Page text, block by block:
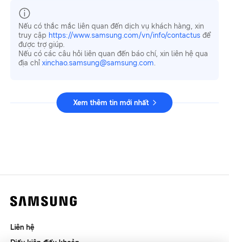
Nếu có thắc mắc liên quan đến dịch vụ khách hàng, xin
truy cập https://www.samsung.com/vn/info/contactus để
được trợ giúp.
Nếu có các câu hỏi liên quan đến báo chí, xin liên hệ qua
địa chỉ xinchao.samsung@samsung.com.
Xem thêm tin mới nhất
Liên hệ